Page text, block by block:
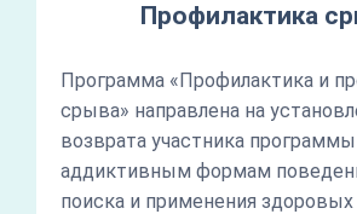
Профилактика
Программа «Профилактика и
срыва» направлена на
возврата участника
аддиктивным формам
поиска и применения здоровых